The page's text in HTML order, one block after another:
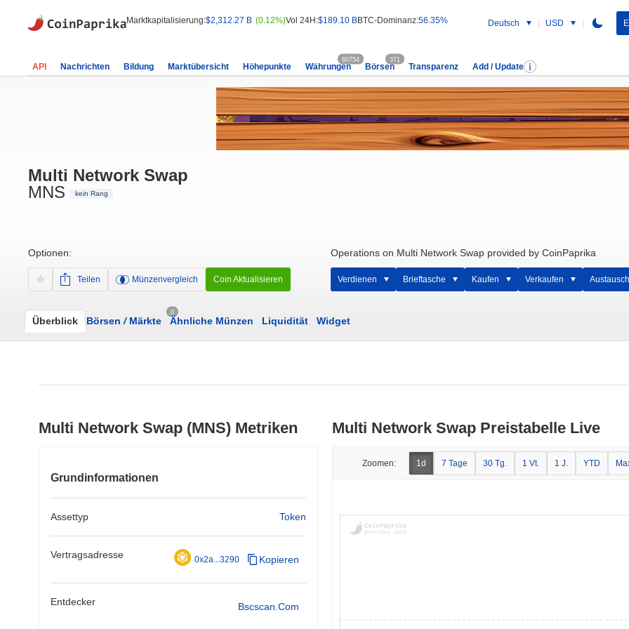
Marktkapitalisierung:$2,312.27 B (0.12%)Vol 24H:$189.10 BBTC-Dominanz:56.35% Deutsch USD
API Nachrichten Bildung Marktübersicht Höhepunkte Währungen
60754
Börsen
371
Transparenz Add / Update
Multi Network Swap
MNS
kein Rang
Optionen:
Teilen Münzenvergleich Coin Aktualisieren
Operations on Multi Network Swap provided by CoinPaprika
Verdienen Brieftasche Kaufen Verkaufen Austausch
Überblick Börsen /Märkte
0
Ähnliche Münzen Liquidität Widget
Multi Network Swap (MNS) Metriken
Grundinformationen
Assettyp Token
Vertragsadresse 0x2a...3290 Kopieren
Entdecker Bscscan.com
Multi Network Swap Preistabelle Live
Zoomen: 1d 7 Tage 30 Tg. 1 Vt. 1 J. YTD